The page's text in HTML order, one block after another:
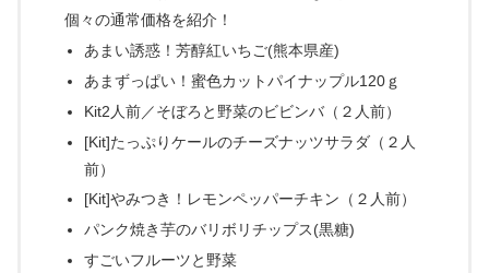
個々の通常価格を紹介！
あまい誘惑！芳醇紅いちご(熊本県産)
あまずっぱい！蜜色カットパイナップル120ｇ
Kit2人前／そぼろと野菜のビビンバ（２人前）
[Kit]たっぷりケールのチーズナッツサラダ（２人
前）
[Kit]やみつき！レモンペッパーチキン（２人前）
パンク焼き芋のバリボリチップス(黒糖)
すごいフルーツと野菜